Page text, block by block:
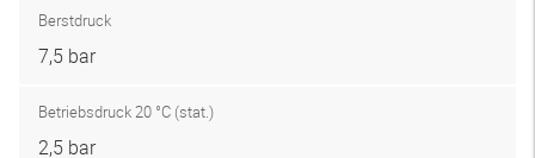
Berstdruck
7,5 bar
Betriebsdruck 20 °C (stat.)
2,5 bar